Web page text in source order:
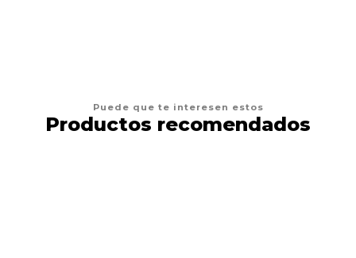
Puede que te interesen estos
Productos recomendados